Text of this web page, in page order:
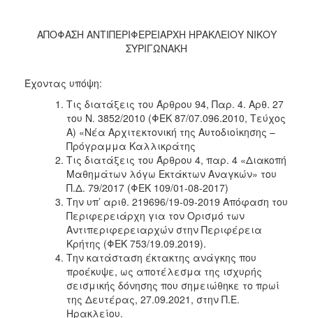
2010
2006
ΕΠΙΣΚΕΠΤΗΣ
ΑΠΟΦΑΣΗ ΑΝΤΙΠΕΡΙΦΕΡΕΙΑΡΧΗ ΗΡΑΚΛΕΙΟΥ ΝΙΚΟΥ
ΣΥΡΙΓΩΝΑΚΗ
Έχοντας υπόψη:
Τις διατάξεις του Άρθρου 94, Παρ. 4. Αρθ. 27
του Ν. 3852/2010 (ΦΕΚ 87/07.096.2010, Τεύχος
Α) «Νέα Αρχιτεκτονική της Αυτοδιοίκησης –
Πρόγραμμα Καλλικράτης
Τις διατάξεις του Άρθρου 4, παρ. 4 «Διακοπή
Μαθημάτων λόγω Εκτάκτων Αναγκών» του
Π.Δ. 79/2017 (ΦΕΚ 109/01-08-2017)
Την υπ’ αριθ. 219696/19-09-2019 Απόφαση του
Περιφερειάρχη για τον Ορισμό των
Αντιπεριφερειαρχών στην Περιφέρεια
Κρήτης (ΦΕΚ 753/19.09.2019).
Την κατάσταση έκτακτης ανάγκης που
προέκυψε, ως αποτέλεσμα της ισχυρής
σεισμικής δόνησης που σημειώθηκε το πρωί
της Δευτέρας, 27.09.2021, στην Π.E.
Ηρακλείου.